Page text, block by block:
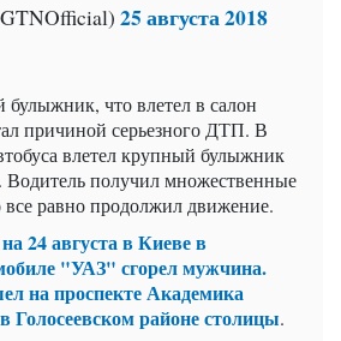
25 августа 2018
что влетел в салон
причиной серьезного ДТП. В
влетел крупный булыжник
Водитель получил множественные
равно продолжил движение.
24 августа в Киеве в
"УАЗ" сгорел мужчина.
на проспекте Академика
Голосеевском районе столицы.